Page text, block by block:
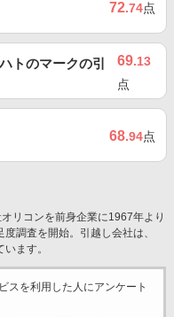
72.74点
トのマークの引
69.13
点
68.94点
リコンを前身企業に1967年より
調査を開始。引越し会社は、
ます。
スを利用した 人にアンケート